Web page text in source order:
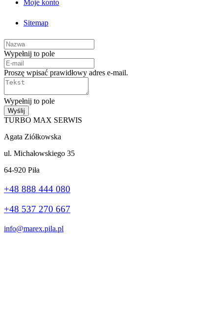
Moje konto
Sitemap
Wypełnij to pole
Proszę wpisać prawidłowy adres e-mail.
Wypełnij to pole
Wyślij
TURBO MAX SERWIS
Agata Ziółkowska
ul. Michałowskiego 35
64-920 Piła
+48 888 444 080
+48 537 270 667
info@marex.pila.pl